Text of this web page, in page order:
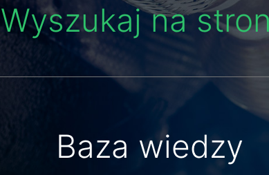
Wyszukaj na
Baza wiedzy